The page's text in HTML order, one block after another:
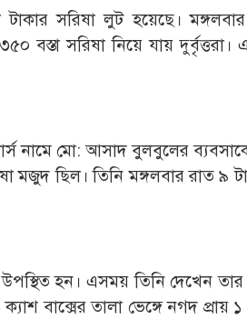
সরিষা লুট হয়েছে।
বস্তা সরিষা নিয়ে যায় দুর্বৃত্তরা।
নামে মো: আসাদ বুলবুলের
মজুদ ছিল। তিনি মঙ্গলবার রাত ৯
উপস্থিত হন। এসময় তিনি দেখেন
বাক্সের তালা ভেঙ্গে নগদ প্রায়